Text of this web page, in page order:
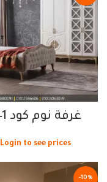
غرفة نوم كود 141
Login to see prices
-10%